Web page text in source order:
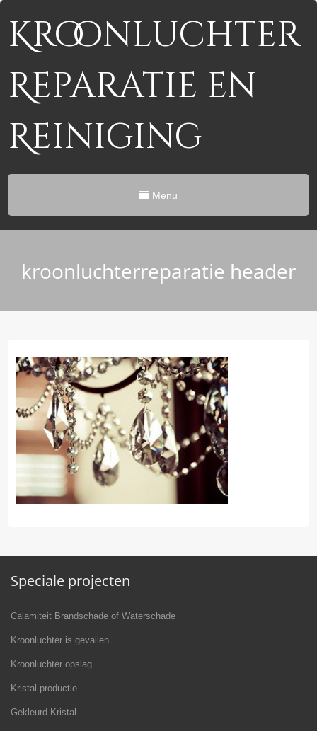
Kroonluchter
Reparatie en
Reiniging
Menu
kroonluchterreparatie header
Speciale projecten
Calamiteit Brandschade of Waterschade
Kroonluchter is gevallen
Kroonluchter opslag
Kristal productie
Gekleurd Kristal